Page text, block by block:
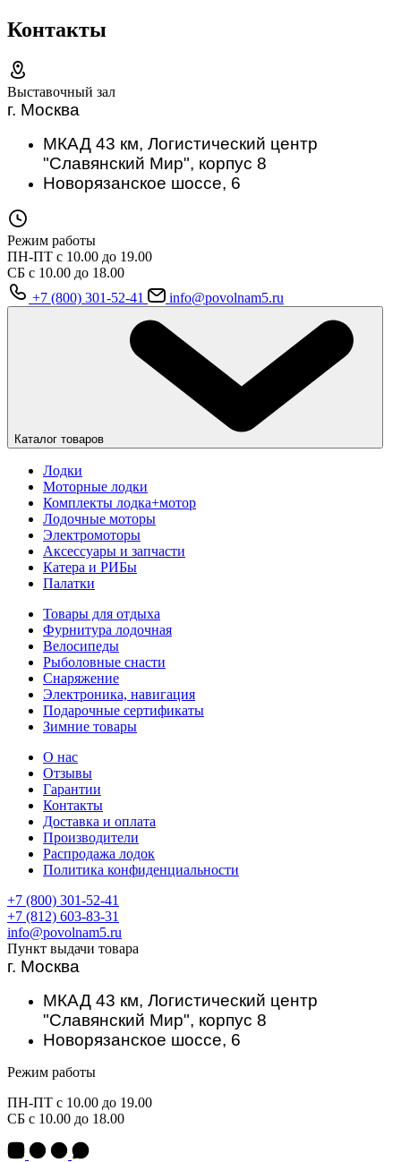
Контакты
Выставочный зал
г. Москва
МКАД 43 км, Логистический центр
"Славянский Мир", корпус 8
Новорязанское шоссе, 6
Режим работы
ПН-ПТ с 10.00 до 19.00
СБ с 10.00 до 18.00
+7 (800) 301-52-41
info@povolnam5.ru
Каталог товаров
Лодки
Моторные лодки
Комплекты лодка+мотор
Лодочные моторы
Электромоторы
Аксессуары и запчасти
Катера и РИБы
Палатки
Товары для отдыха
Фурнитура лодочная
Велосипеды
Рыболовные снасти
Снаряжение
Электроника, навигация
Подарочные сертификаты
Зимние товары
О нас
Отзывы
Гарантии
Контакты
Доставка и оплата
Производители
Распродажа лодок
Политика конфиденциальности
+7 (800) 301-52-41
+7 (812) 603-83-31
info@povolnam5.ru
Пункт выдачи товара
г. Москва
МКАД 43 км, Логистический центр
"Славянский Мир", корпус 8
Новорязанское шоссе, 6
Режим работы
ПН-ПТ с 10.00 до 19.00
СБ с 10.00 до 18.00